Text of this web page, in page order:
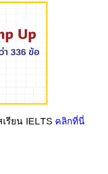
รียน IELTS คลิกที่นี่